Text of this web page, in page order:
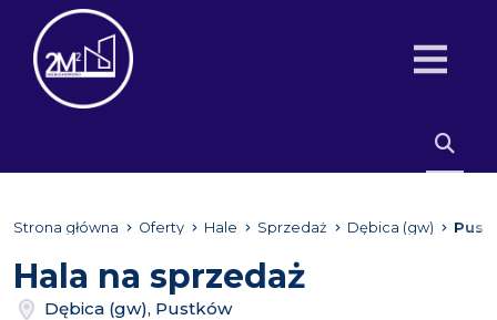
Strona główna Oferty Hale Sprzedaż Dębica (gw)
Hala na sprzedaż
Dębica (gw), Pustków